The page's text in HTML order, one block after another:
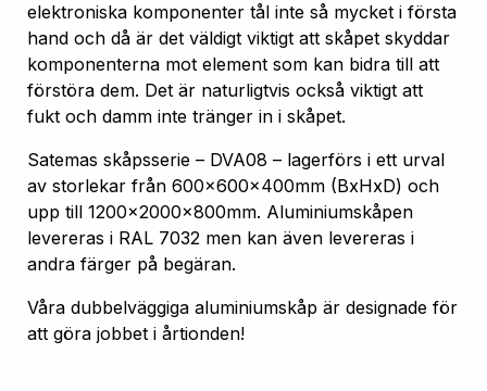
elektroniska komponenter tål inte så mycket i första
hand och då är det väldigt viktigt att skåpet skyddar
komponenterna mot element som kan bidra till att
förstöra dem. Det är naturligtvis också viktigt att
fukt och damm inte tränger in i skåpet.
Satemas skåpsserie – DVA08 – lagerförs i ett urval
av storlekar från 600x600x400mm (BxHxD) och
upp till 1200x2000x800mm. Aluminiumskåpen
levereras i RAL 7032 men kan även levereras i
andra färger på begäran.
Våra dubbelväggiga aluminiumskåp är designade för
att göra jobbet i årtionden!